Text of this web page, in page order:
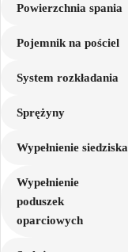
Powierzchnia spania
Pojemnik na pościel
System rozkładania
Sprężyny
Wypełnienie siedziska
Wypełnienie
poduszek
oparciowych